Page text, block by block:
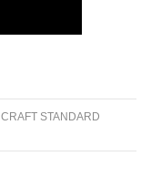
CRAFT STANDARD